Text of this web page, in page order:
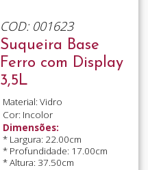
COD: 001623
Suqueira Base
Ferro com Display
3,5L
Material: Vidro
Cor: Incolor
Dimensões:
* Largura: 22.00cm
* Profundidade: 17.00cm
* Altura: 37.50cm